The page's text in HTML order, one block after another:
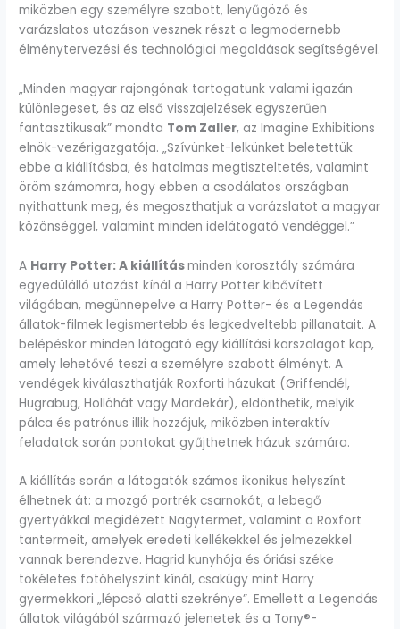
miközben egy személyre szabott, lenyűgöző és
varázslatos utazáson vesznek részt a legmodernebb
élménytervezési és technológiai megoldások segítségével.
„Minden magyar rajongónak tartogatunk valami igazán
különlegeset, és az első visszajelzések egyszerűen
fantasztikusak” mondta Tom Zaller, az Imagine Exhibitions
elnök-vezérigazgatója. „Szívünket-lelkünket beletettük
ebbe a kiállításba, és hatalmas megtiszteltetés, valamint
öröm számomra, hogy ebben a csodálatos országban
nyithattunk meg, és megoszthatjuk a varázslatot a magyar
közönséggel, valamint minden idelátogató vendéggel.”
A Harry Potter: A kiállításminden korosztály számára
egyedülálló utazást kínál a Harry Potter kibővített
világában, megünnepelve a Harry Potter- és a Legendás
állatok-filmek legismertebb és legkedveltebb pillanatait. A
belépéskor minden látogató egy kiállítási karszalagot kap,
amely lehetővé teszi a személyre szabott élményt. A
vendégek kiválaszthatják Roxforti házukat (Griffendél,
Hugrabug, Hollóhát vagy Mardekár), eldönthetik, melyik
pálca és patrónus illik hozzájuk, miközben interaktív
feladatok során pontokat gyűjthetnek házuk számára.
A kiállítás során a látogatók számos ikonikus helyszínt
élhetnek át: a mozgó portrék csarnokát, a lebegő
gyertyákkal megidézett Nagytermet, valamint a Roxfort
tantermeit, amelyek eredeti kellékekkel és jelmezekkel
vannak berendezve. Hagrid kunyhója és óriási széke
tökéletes fotóhelyszínt kínál, csakúgy mint Harry
gyermekkori „lépcső alatti szekrénye”. Emellett a Legendás
állatok világából származó jelenetek és a Tony®-